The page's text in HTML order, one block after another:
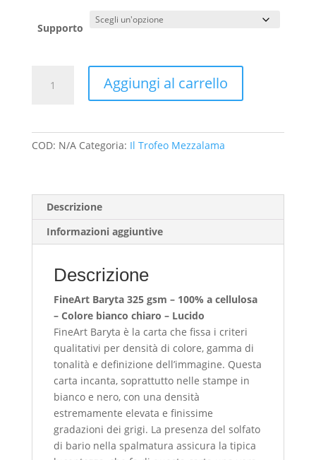
Supporto
Aggiungi al carrello
COD: N/A Categoria: Il Trofeo Mezzalama
Descrizione
Informazioni aggiuntive
Descrizione
FineArt Baryta 325 gsm – 100% a cellulosa
– Colore bianco chiaro – Lucido
FineArt Baryta è la carta che fissa i criteri
qualitativi per densità di colore, gamma di
tonalità e definizione dell’immagine. Questa
carta incanta, soprattutto nelle stampe in
bianco e nero, con una densità
estremamente elevata e finissime
gradazioni dei grigi. La presenza del solfato
di bario nella spalmatura assicura la tipica